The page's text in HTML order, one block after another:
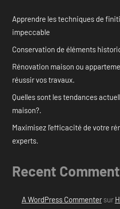
Apprendre les techniques de
impeccable
Conservation de éléments
Rénovation maison ou
réussir vos travaux.
Quelles sont les tendances
maison?.
Maximisez l’efficacité de votre
experts.
Recent
A WordPress Commentersur